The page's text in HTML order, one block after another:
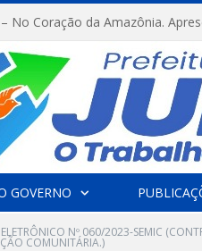
GOVERNO
Nº 060/2023-SEMIC
COMUNITÁRIA.)